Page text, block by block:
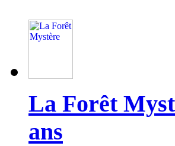
La Forêt
ans